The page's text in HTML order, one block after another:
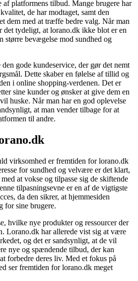
platformens tilbud. Mange brugere har
de har modtaget, samt den
dem med at træffe bedre valg. Når man
det tydeligt, at lorano.dk ikke blot er en
større bevægelse mod sundhed og
gode kundeservice, der gør det nemt
Dette skaber en følelse af tillid og
i online shopping-verdenen. Det er
sine kunder og ønsker at give dem en
huske. Når man har en god oplevelse
at man vender tilbage for at
til andre.
virksomhed er fremtiden for lorano.dk
for sundhed og velvære er det klart,
at vokse og tilpasse sig de skiftende
tilpasningsevne er en af de vigtigste
da den sikrer, at hjemmesiden
for sine brugere.
hvilke nye produkter og ressourcer der
Lorano.dk har allerede vist sig at være
og det er sandsynligt, at de vil
nye og spændende tilbud, der kan
forbedre deres liv. Med et fokus på
ser fremtiden for lorano.dk meget